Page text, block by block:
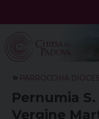
PARROCCHIA
Pernumia
Vergine